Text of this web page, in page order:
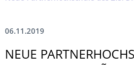
06.11.2019
NEUE